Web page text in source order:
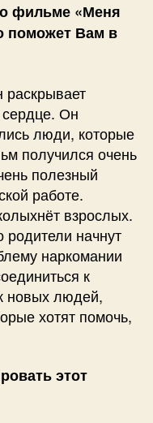
фильме «Меня
поможет Вам в
сердце. Он
люди, которые
получился очень
полезный
работе.
взрослых.
начнут
наркомании
к
новых людей,
хотят помочь,
этот